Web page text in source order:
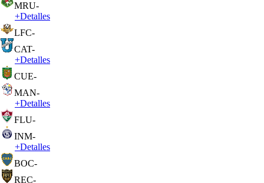
MRU-
+Detalles
LFC-
CAT-
+Detalles
CUE-
MAN-
+Detalles
FLU-
INM-
+Detalles
BOC-
REC-